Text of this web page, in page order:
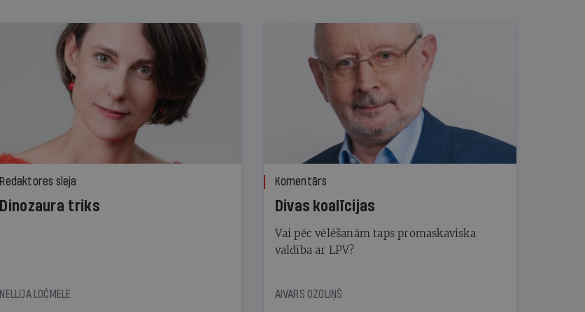
Redaktores sleja
Dinozaura triks
NELLIJA LOČMELE
Komentārs
Divas koalīcijas
Vai pēc vēlēšanām taps promaskaviska
valdība ar LPV?
AIVARS OZOLIŅŠ